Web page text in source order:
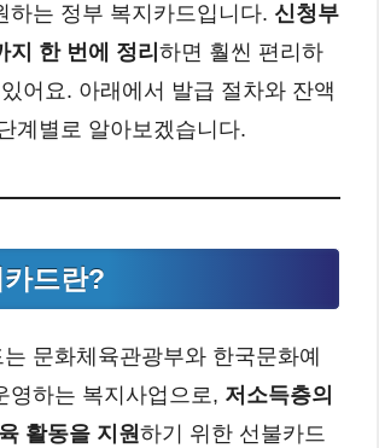
하는 정부 복지카드입니다. 신청부
지 한 번에 정리 하면 훨씬 편리하
어요. 아래에서 발급 절차와 잔액
계별로 알아보겠습니다.
드란?
문화체육관광부와 한국문화예
영하는 복지사업으로, 저소득층의
활동을 지원하기 위한 선불카드